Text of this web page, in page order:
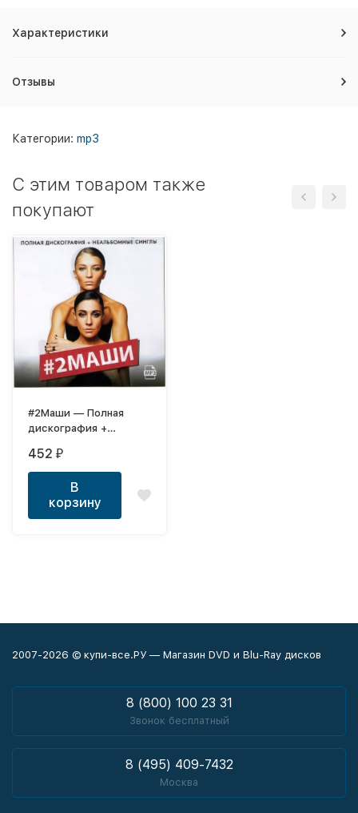
Характеристики
Отзывы
Категории: mp3
C этим товаром также
покупают
#2Маши — Полная
дискография +
(2016-2021)
452 ₽
В
корзину
2007-2026 © купи-все.РУ — Магазин DVD и Blu-Ray дисков
8 (800) 100 23 31
Звонок бесплатный
8 (495) 409-7432
Москва